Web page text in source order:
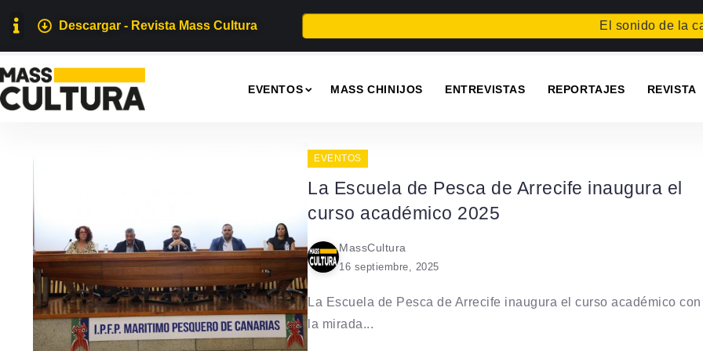
Descargar - Revista Mass Cultura El sonido de la
EVENTOS MASS CHINIJOS ENTREVISTAS REPORTAJES REVISTA
EVENTOS
La Escuela de Pesca de Arrecife inaugura el
curso académico 2025
MassCultura
16 septiembre, 2025
La Escuela de Pesca de Arrecife inaugura el curso académico con
la mirada...